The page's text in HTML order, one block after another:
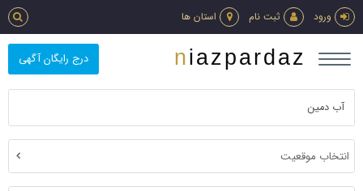
ورود ثبت نام استان ها
درج رایگان آگهی niazpardaz
انتخاب موقعیت